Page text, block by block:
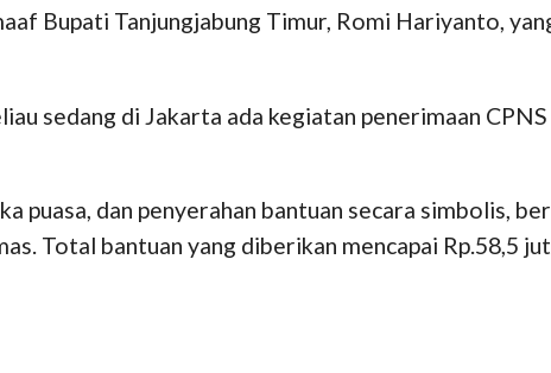
Bupati Tanjungjabung Timur, Romi Hariyanto,
sedang di Jakarta ada kegiatan penerimaan
puasa, dan penyerahan bantuan secara simbolis,
Total bantuan yang diberikan mencapai Rp.58,5